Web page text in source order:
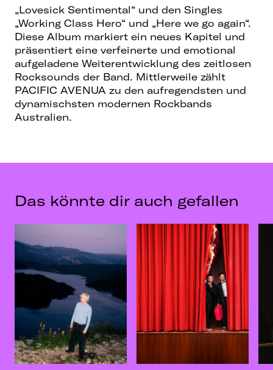
„Lovesick Sentimental“ und den Singles
„Working Class Hero“ und „Here we go again“.
Diese Album markiert ein neues Kapitel und
präsentiert eine verfeinerte und emotional
aufgeladene Weiterentwicklung des zeitlosen
Rocksounds der Band. Mittlerweile zählt
PACIFIC AVENUA zu den aufregendsten und
dynamischsten modernen Rockbands
Australien.
Das könnte dir auch gefallen